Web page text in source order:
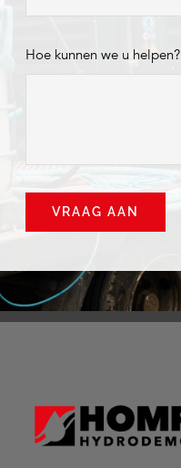
Hoe kunnen we u helpen?
VRAAG AAN